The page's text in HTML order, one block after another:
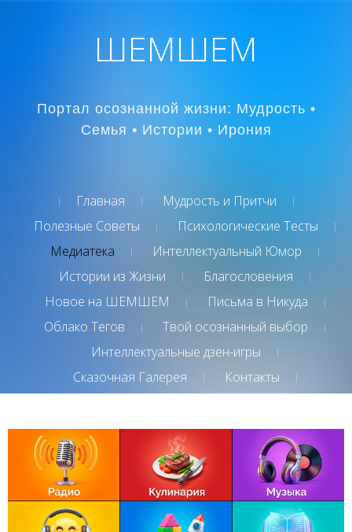
ШЕМШЕМ
Портал осознанной жизни: Мудрость •
Семья • Истории • Ирония
Главная
Мудрость и Притчи
Полезные Советы
Психологические Тесты
Медиатека
Интеллектуальный Юмор
Истории из Жизни
Благословения
Новое на ШЕМШЕМ
Письма в Никуда
Облако Тегов
Твой осознанный выбор
Интеллектуальные дзен-игры
Сказочная Галерея
Контакты